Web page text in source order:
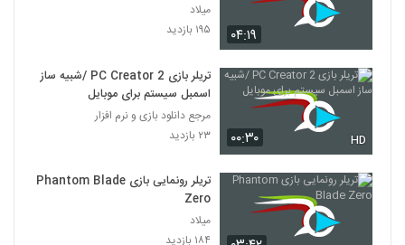
۰۴:۱۹
میلاد
۱۹۵ بازدید
۰۰:۳۰ HD
تریلر بازی PC Creator 2 /شبیه ساز
اسمبل سیستم برای موبایل
مرجع دانلود بازی و نرم افزار
۲۳ بازدید
تریلر رونمایی بازی Phantom Blade
Zero
میلاد
۱۸۴ بازدید